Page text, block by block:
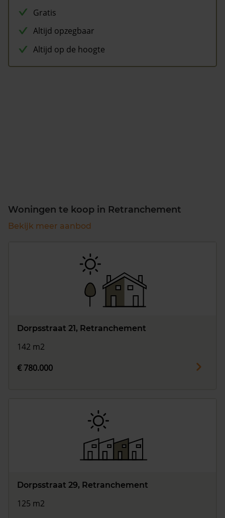
Gratis
Altijd opzegbaar
Altijd op de hoogte
Woningen te koop in Retranchement
Bekijk meer aanbod
Dorpsstraat 21, Retranchement
142 m2
€ 780.000
Dorpsstraat 29, Retranchement
125 m2